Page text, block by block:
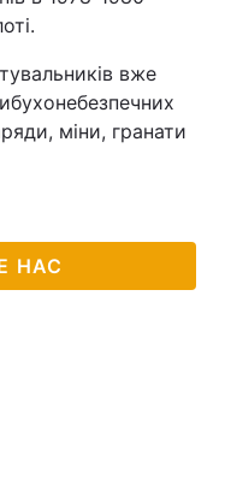
вже
міни, гранати
НАС